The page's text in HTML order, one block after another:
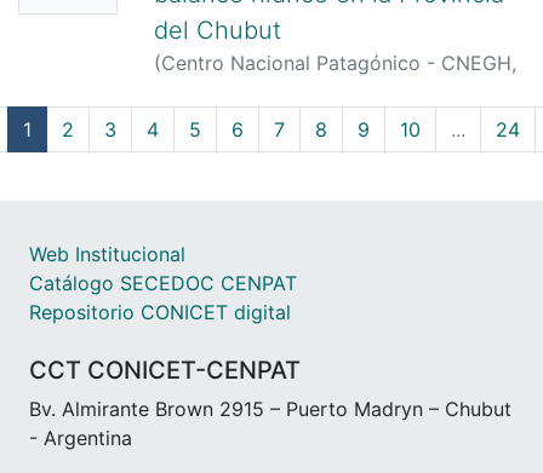
del Chubut
(Centro Nacional Patagónico - CNEGH,
1 (current)
2 3 4 5 6 7 8 9 10 ... 24
Web Institucional
Catálogo SECEDOC CENPAT
Repositorio CONICET digital
CCT CONICET-CENPAT
Bv. Almirante Brown 2915 – Puerto Madryn – Chubut
- Argentina